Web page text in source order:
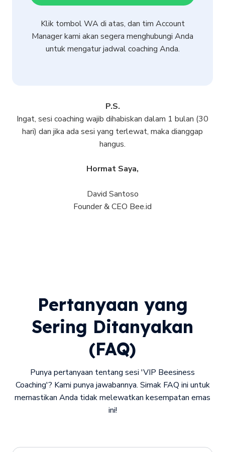
Klik tombol WA di atas, dan tim Account
Manager kami akan segera menghubungi Anda
untuk mengatur jadwal coaching Anda.
P.S.
Ingat, sesi coaching wajib dihabiskan dalam 1 bulan (30
hari) dan jika ada sesi yang terlewat, maka dianggap
hangus.
Hormat Saya,
David Santoso
Founder & CEO Bee.id
Pertanyaan yang
Sering Ditanyakan
(FAQ)
Punya pertanyaan tentang sesi 'VIP Beesiness
Coaching'? Kami punya jawabannya. Simak FAQ ini untuk
memastikan Anda tidak melewatkan kesempatan emas
ini!